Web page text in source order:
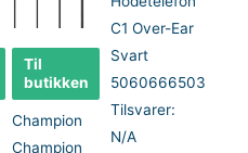
Til
butikken
Champion
Champion